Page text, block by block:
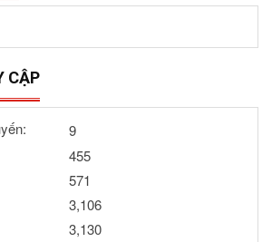
CẬP
9
455
571
3,106
3,130